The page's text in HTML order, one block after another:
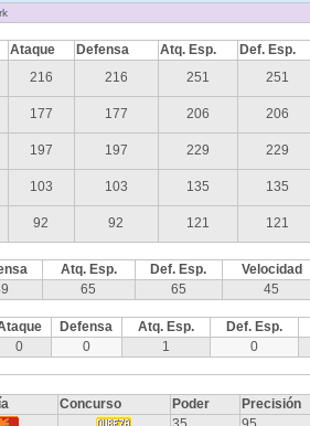
Ataque Defensa Atq. Esp. Def. Esp.
216 216 251 251
177 177 206 206
197 197 229 229
103 103 135 135
92 92 121 121
Atq. Esp. Def. Esp. Velocidad
65 65 45
Defensa Atq. Esp. Def. Esp.
0 0 1 0
Concurso Poder Precisión